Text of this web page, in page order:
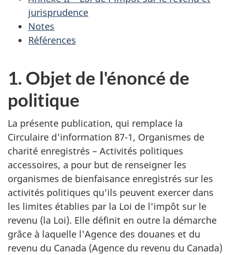
jurisprudence
Notes
Références
1. Objet de l'énoncé de
politique
La présente publication, qui remplace la
Circulaire d'information 87-1, Organismes de
charité enregistrés – Activités politiques
accessoires, a pour but de renseigner les
organismes de bienfaisance enregistrés sur les
activités politiques qu'ils peuvent exercer dans
les limites établies par la Loi de l'impôt sur le
revenu (la Loi). Elle définit en outre la démarche
grâce à laquelle l'Agence des douanes et du
revenu du Canada (Agence du revenu du Canada)